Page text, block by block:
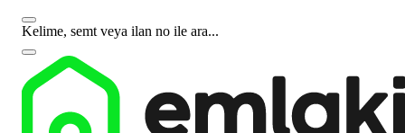
Kelime, semt veya ilan no ile ara...